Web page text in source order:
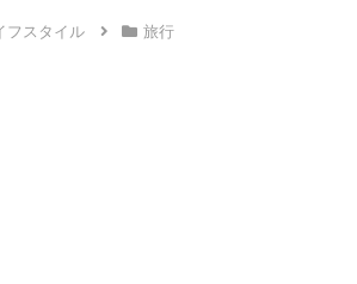
フスタイル 旅行